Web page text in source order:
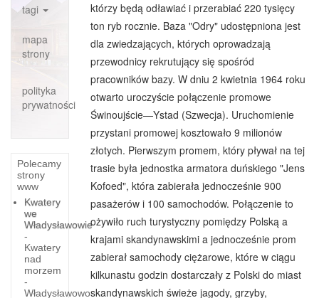
tagi
mapa
strony
polityka
prywatności
Polecamy
strony
www
Kwatery
we
Władysławowie
-
Kwatery
nad
morzem
-
Władysławowo
którzy będą odławiać i przerabiać 220 tysięcy
ton ryb rocznie. Baza "Odry" udostępniona jest
dla zwiedzających, których oprowadzają
przewodnicy rekrutujący się spośród
pracowników bazy. W dniu 2 kwietnia 1964 roku
otwarto uroczyście połączenie promowe
Świnoujście—Ystad (Szwecja). Uruchomienie
przystani promowej kosztowało 9 milionów
złotych. Pierwszym promem, który pływał na tej
trasie była jednostka armatora duńskiego "Jens
Kofoed", która zabierała jednocześnie 900
pasażerów i 100 samochodów. Połączenie to
ożywiło ruch turystyczny pomiędzy Polską a
krajami skandynawskimi a jednocześnie prom
zabierał samochody ciężarowe, które w ciągu
kilkunastu godzin dostarczały z Polski do miast
skandynawskich świeże jagody, grzyby,